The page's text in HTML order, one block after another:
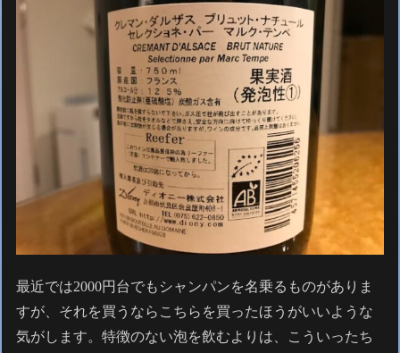
最近では2000円台でもシャンパンを名乗るものがありま
すが、それを買うならこちらを買ったほうがいいような
気がします。特徴のない泡を飲むよりは、こういったち